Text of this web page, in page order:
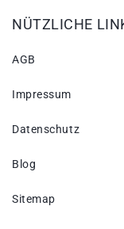
NÜTZLICHE
AGB
Impressum
Datenschutz
Blog
Sitemap